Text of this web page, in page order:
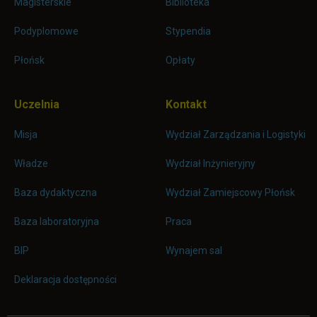
Podyplomowe
Płońsk
Stypendia
Opłaty
Uczelnia
Misja
Władze
Baza dydaktyczna
Baza laboratoryjna
BIP
Deklaracja dostępności
Kontakt
Wydział Zarządzania i Logistyki
Wydział Inżynieryjny
Wydział Zamiejscowy Płońsk
Praca
Wynajem sal